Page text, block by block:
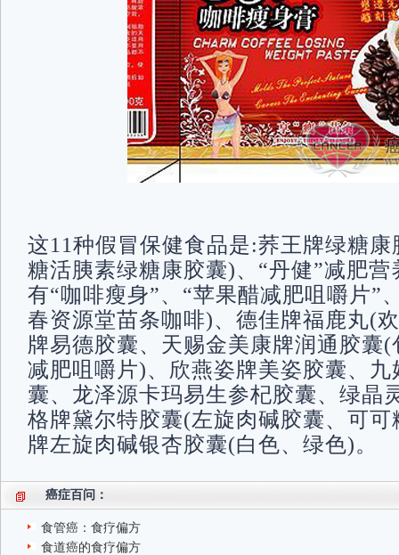
这11种假冒保健食品是:荞王牌绿糖
糖活胰素绿糖康胶囊)、“丹健”减肥
有“咖啡瘦身”、“苹果醋减肥咀嚼片”
春资源堂苗条咖啡)、德佳牌福鹿丸(
牌易德胶囊、天赐金美康牌润通胶囊
减肥咀嚼片)、欣燕姿牌美姿胶囊、九
囊、龙泽源卡玛易生参杞胶囊、绿晶
格牌黛尔特胶囊(左旋肉碱胶囊、可
牌左旋肉碱银杏胶囊(白色、绿色)。
癌症百问：
食管癌：食疗偏方
食道癌的食疗偏方